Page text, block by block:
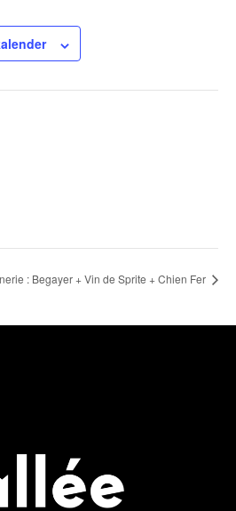
: Begayer + Vin de Sprite + Chien Fer